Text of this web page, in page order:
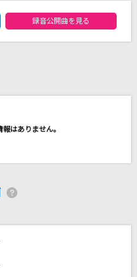
ントリーランキング
録音公開曲を見る